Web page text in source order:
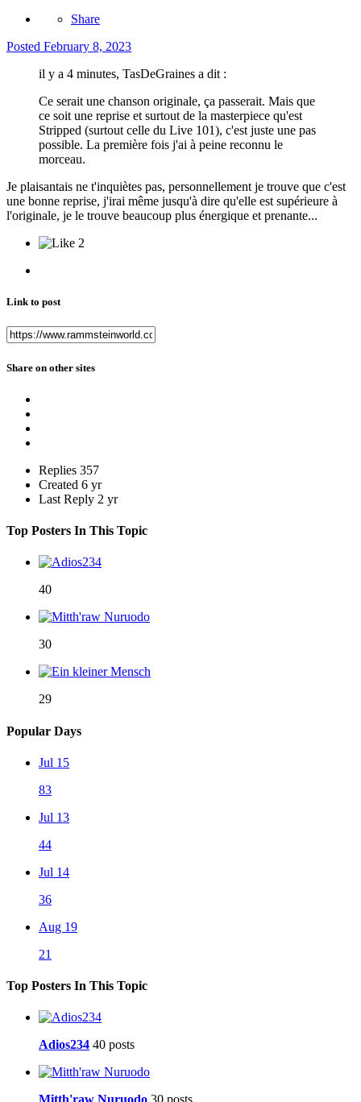
Share
Posted February 8, 2023
il y a 4 minutes, TasDeGraines a dit :
Ce serait une chanson originale, ça passerait. Mais que
ce soit une reprise et surtout de la masterpiece qu'est
Stripped (surtout celle du Live 101), c'est juste une pas
possible. La première fois j'ai à peine reconnu le
morceau.
Je plaisantais ne t'inquiètes pas, personnellement je trouve que c'est
une bonne reprise, j'irai même jusqu'à dire qu'elle est supérieure à
l'originale, je le trouve beaucoup plus énergique et prenante...
2
Link to post
Share on other sites
Replies 357
Created 6 yr
Last Reply 2 yr
Top Posters In This Topic
40
30
29
Popular Days
Jul 15
83
Jul 13
44
Jul 14
36
Aug 19
21
Top Posters In This Topic
Adios234 40 posts